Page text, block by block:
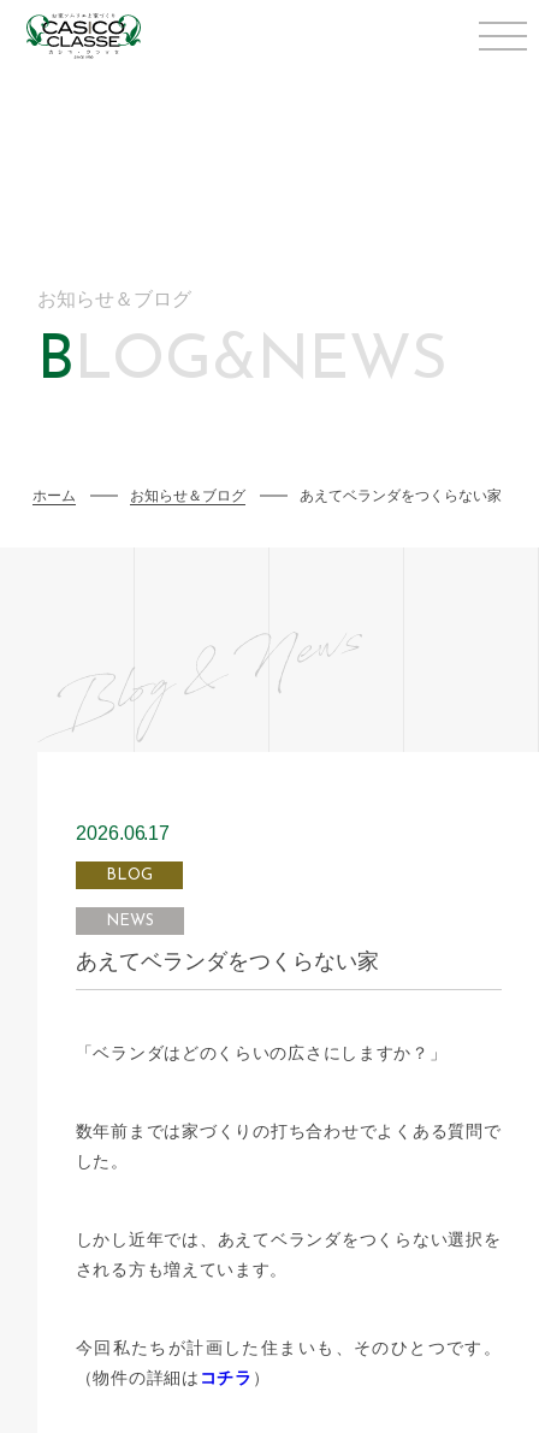
お知らせ＆ブログ
BLOG&NEWS
ホーム お知らせ＆ブログ あえてベランダをつくらない家
2026.0617
BLOG
NEWS
あえてベランダをつくらない家
「ベランダはどのくらいの広さにしますか？」
数年前までは家づくりの打ち合わせでよくある質問で
した。
しかし近年では、あえてベランダをつくらない選択を
される方も増えています。
今回私たちが計画した住まいも、そのひとつです。
（物件の詳細は コチラ ）